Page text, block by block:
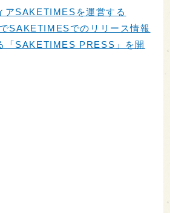
アSAKETIMESを運営する
SAKETIMESでのリリース情報
「SAKETIMES PRESS」を開